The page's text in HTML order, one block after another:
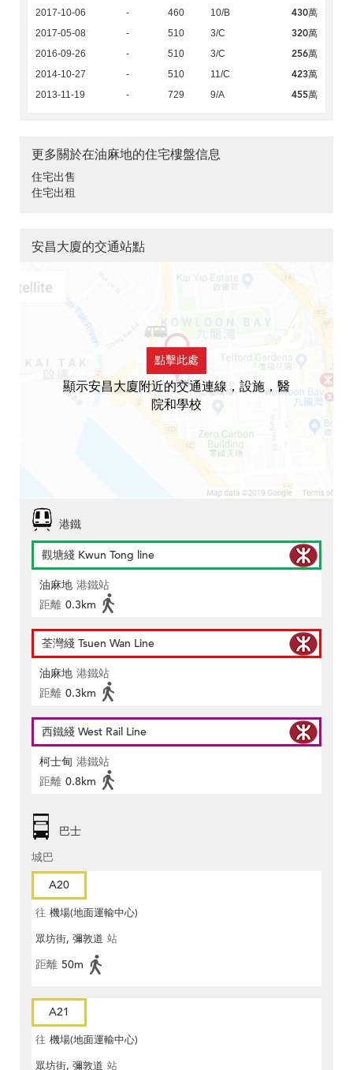
2017-10-06 - 460 10/B 430萬
2017-05-08 - 510 3/C 320萬
2016-09-26 - 510 3/C 256萬
2014-10-27 - 510 11/C 423萬
2013-11-19 - 729 9/A 455萬
更多關於在油麻地的住宅樓盤信息
住宅出售
住宅出租
安昌大廈的交通站點
點擊此處
顯示安昌大廈附近的交通連線，設施，醫
院和學校
港鐵
觀塘綫 Kwun Tong line
油麻地 港鐵站
距離 0.3km
荃灣綫 Tsuen Wan Line
油麻地 港鐵站
距離 0.3km
西鐵綫 West Rail Line
柯士甸 港鐵站
距離 0.8km
巴士
城巴
A20
往 機場(地面運輸中心)
眾坊街, 彌敦道 站
距離 50m
A21
往 機場(地面運輸中心)
眾坊街, 彌敦道 站